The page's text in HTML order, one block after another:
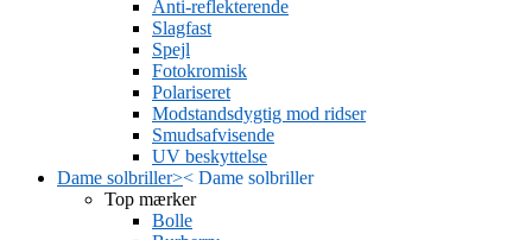
Anti-reflekterende
Slagfast
Spejl
Fotokromisk
Polariseret
Modstandsdygtig mod ridser
Smudsafvisende
UV beskyttelse
Dame solbriller>< Dame solbriller
Top mærker
Bolle